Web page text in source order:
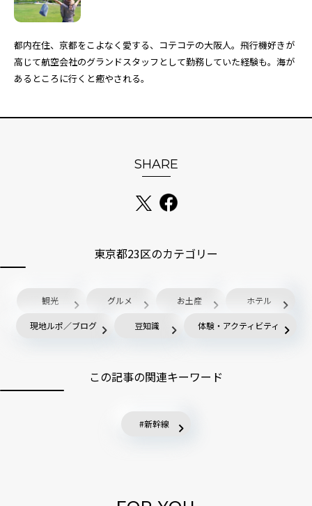
都内在住、京都をこよなく愛する、コテコテの大阪人。飛行機好きが
高じて航空会社のグランドスタッフとして勤務していた経験も。海が
あるところに行くと癒やされる。
SHARE
東京都23区のカテゴリー
観光 グルメ お土産 ホテル
現地ルポ／ブログ 豆知識 体験・アクティビティ
この記事の関連キーワード
新幹線